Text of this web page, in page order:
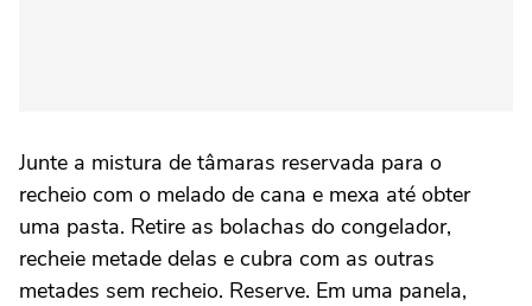
Junte a mistura de tâmaras reservada para o
recheio com o melado de cana e mexa até obter
uma pasta. Retire as bolachas do congelador,
recheie metade delas e cubra com as outras
metades sem recheio. Reserve. Em uma panela,